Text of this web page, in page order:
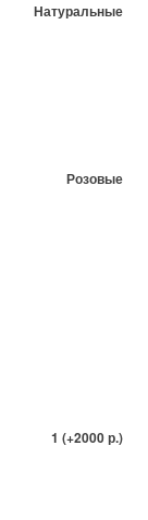
Натуральные
Розовые
1 (+2000 р.)